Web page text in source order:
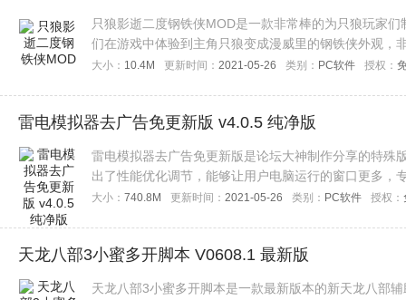
只狼影逝二度钢铁侠MOD是一款非常棒的为只狼玩家
们在游戏中体验到主角只狼变成漫威里的钢铁侠外观，
MOD进行使用吧！
大小： 10.4M 更新时间： 2021-05-26 类别： PC软件 授权：
雷电模拟器去广告免更新版 v4.0.5 纯净版
雷电模拟器去广告免更新版是论坛大神制作分享的特殊
出了性能优化调节，能够让用户电脑运行的窗口更多，
载使用！
大小： 740.8M 更新时间： 2021-05-26 类别： PC软件 授权：
天龙八部3小蜜多开脚本 V0608.1 最新版
天龙八部3小蜜多开脚本是一款最新版本的新天龙八部